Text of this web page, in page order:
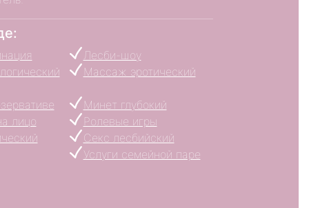
Лесби-шоу
Массаж эротический
Минет глубокий
лицо
Ролевые игры
Секс лесбийский
Услуги семейной паре